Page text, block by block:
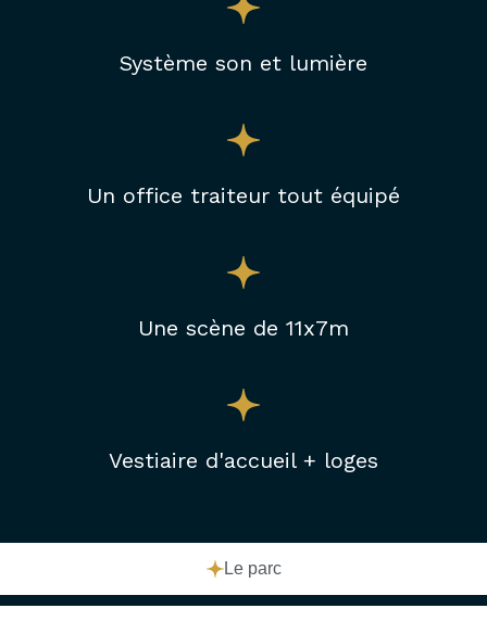
Le parc
Système son et lumière
Un office traiteur tout équipé
Une scène de 11x7m
Vestiaire d'accueil + loges